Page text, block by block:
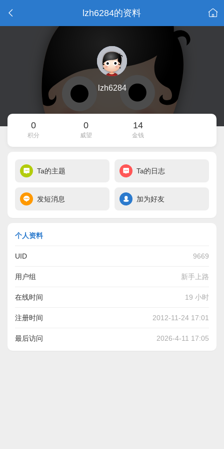
lzh6284的资料
lzh6284
0
积分
0
威望
14
金钱
Ta的主题 Ta的日志
发短消息 加为好友
个人资料
UID 9669
用户组 新手上路
在线时间 19 小时
注册时间 2012-11-24 17:01
最后访问 2026-4-11 17:05